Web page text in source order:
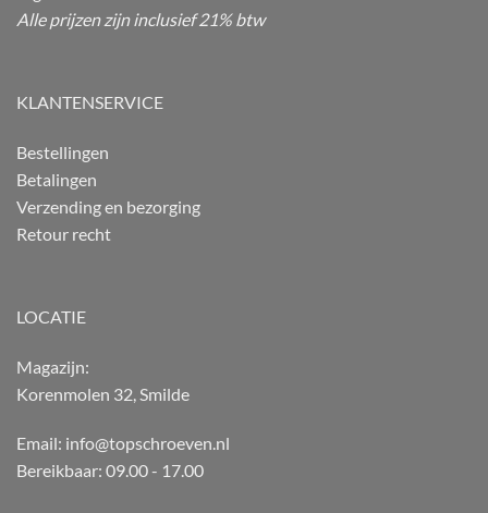
Alle prijzen zijn inclusief 21% btw
KLANTENSERVICE
Bestellingen
Betalingen
Verzending en bezorging
Retour recht
LOCATIE
Magazijn:
Korenmolen 32, Smilde
Email: info@topschroeven.nl
Bereikbaar: 09.00 - 17.00